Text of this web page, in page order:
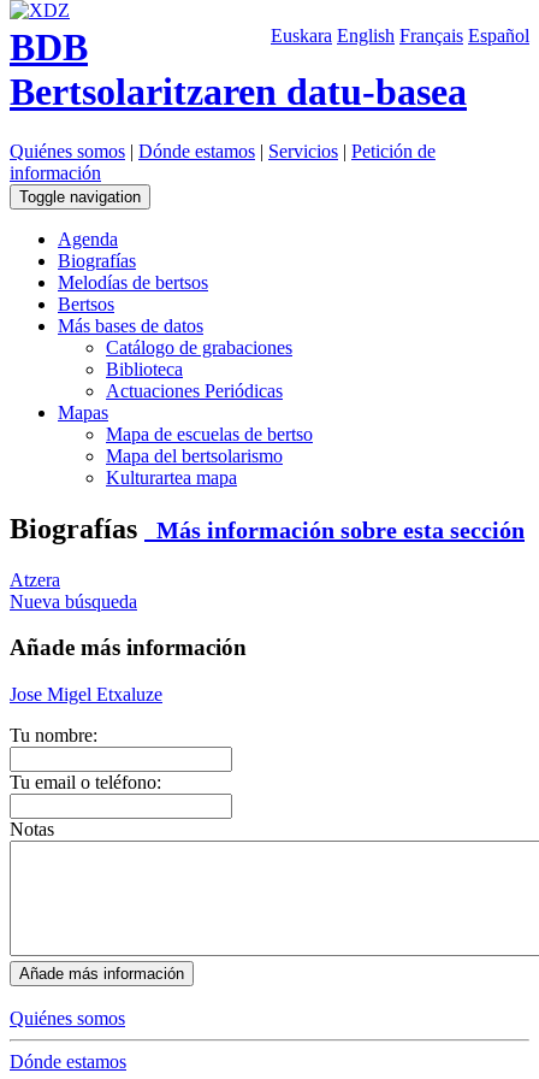
Euskara English Français Español
BDB
Bertsolaritzaren datu-basea
Quiénes somos | Dónde estamos | Servicios | Petición de
información
Toggle navigation
Agenda
Biografías
Melodías de bertsos
Bertsos
Más bases de datos
Catálogo de grabaciones
Biblioteca
Actuaciones Periódicas
Mapas
Mapa de escuelas de bertso
Mapa del bertsolarismo
Kulturartea mapa
Biografías Más información sobre esta sección
Atzera
Nueva búsqueda
Añade más información
Jose Migel Etxaluze
Tu nombre:
Tu email o teléfono:
Notas
Quiénes somos
Dónde estamos